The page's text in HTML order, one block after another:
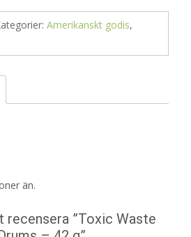
Amerikanskt godis,
än.
”Toxic Waste